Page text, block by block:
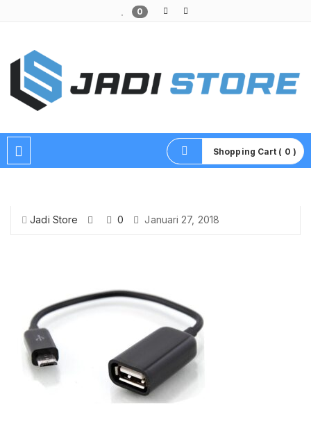
0
Shopping Cart ( 0 )
Jadi Store 0 Januari 27, 2018